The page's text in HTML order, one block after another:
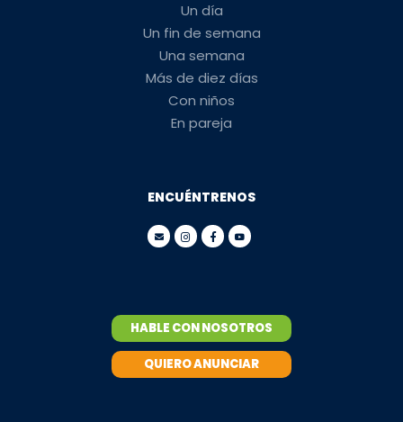
Un día
Un fin de semana
Una semana
Más de diez días
Con niños
En pareja
ENCUÉNTRENOS
HABLE CON NOSOTROS
QUIERO ANUNCIAR